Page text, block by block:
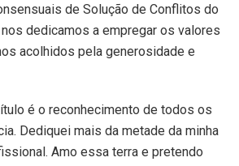
de Solução de Conflitos do
dedicamos a empregar os valores
acolhidos pela generosidade e
é o reconhecimento de todos os
Dediquei mais da metade da minha
Amo essa terra e pretendo